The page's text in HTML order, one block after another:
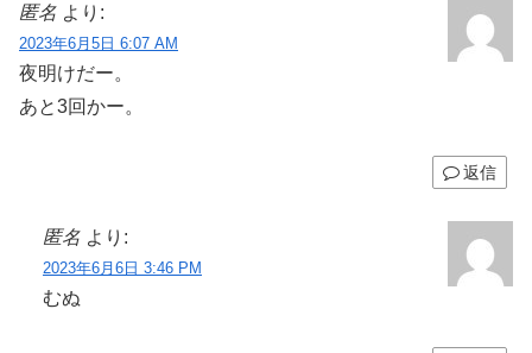
匿名 より:
2023年6月5日 6:07 AM
夜明けだー。
あと3回かー。
返信
匿名 より:
2023年6月6日 3:46 PM
むぬ